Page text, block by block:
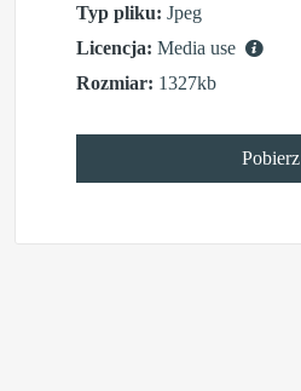
Typ pliku: Jpeg
Licencja: Media use
Rozmiar: 1327kb
Pobierz